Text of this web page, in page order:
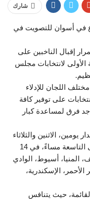
شارك
في أسوان للتصويت في
إقبال الناخبين على
الأولى لانتخابات مجلس
اللجان للإدلاء
على توفير كافة
فرق لمساعدة كبار
الاثنين والثلاثاء
(10 و11 نوفمبر)، من التاسعة صباحًا وحتى التاسعة مساءً، في 14
المنيا، أسيوط، الوادي
الإسكندرية،
حيث يتنافس